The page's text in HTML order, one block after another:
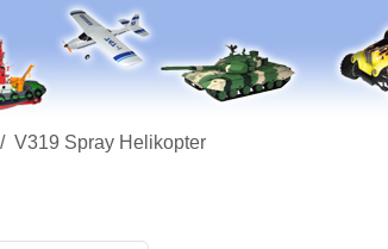
V319 Spray Helikopter